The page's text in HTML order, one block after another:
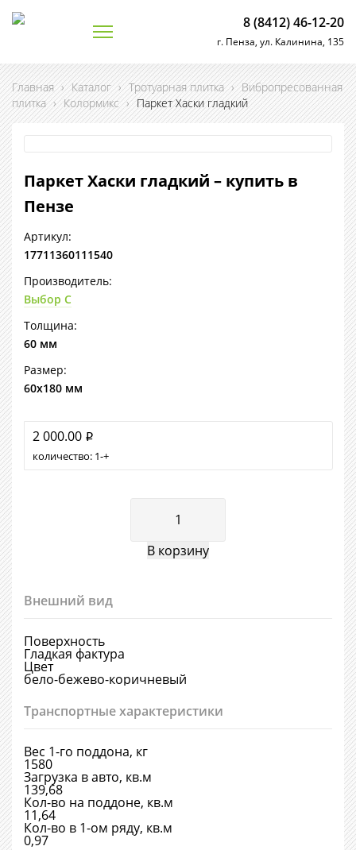
8 (8412) 46-12-20
г. Пенза, ул. Калинина, 135
Главная › Каталог › Тротуарная плитка › Вибропресованная
плитка › Колормикс › Паркет Хаски гладкий
Паркет Хаски гладкий – купить в
Пензе
Артикул:
17711360111540
Производитель:
Выбор С
Толщина:
60 мм
Размер:
60х180 мм
2 000.00 i
количество: 1 +
Внешний вид
Поверхность
Гладкая фактура
Цвет
бело-бежево-коричневый
Транспортные характеристики
Вес 1-го поддона, кг
1580
Загрузка в авто, кв.м
139,68
Кол-во на поддоне, кв.м
11,64
Кол-во в 1-ом ряду, кв.м
0,97